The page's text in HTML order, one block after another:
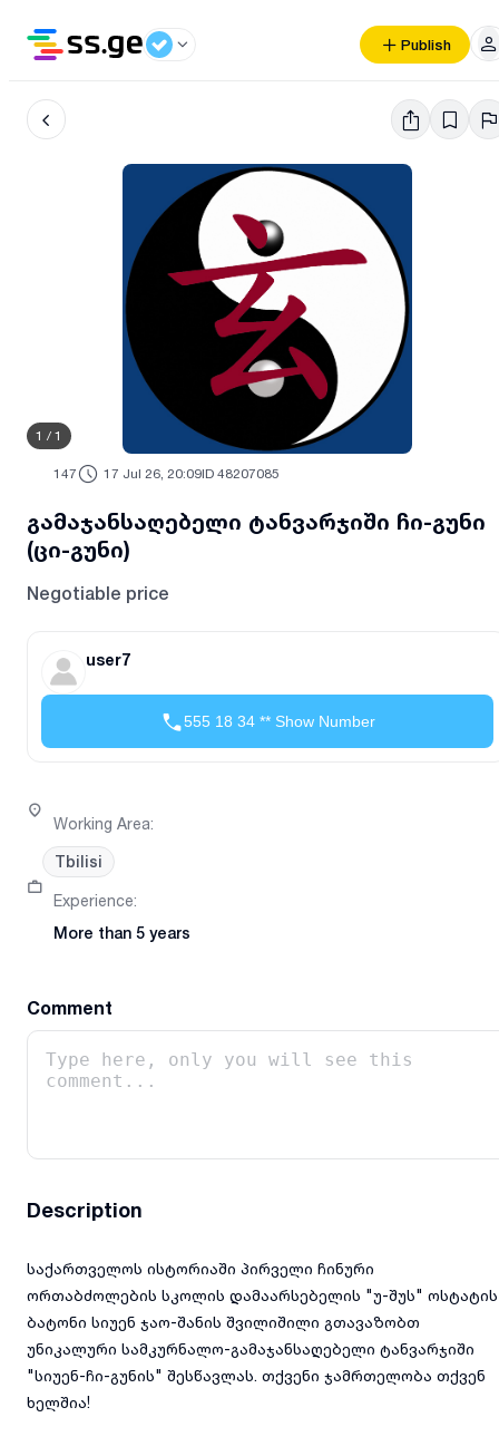
Publish
1 / 1
147 17 Jul 26, 20:09ID 48207085
გამაჯანსაღებელი ტანვარჯიში ჩი-გუნი
(ცი-გუნი)
Negotiable price
user7
555 18 34 ** Show Number
Working Area:
Tbilisi
Experience:
More than 5 years
Comment
Description
საქართველოს ისტორიაში პირველი ჩინური
ორთაბძოლების სკოლის დამაარსებელის "უ-შუს" ოსტატის
ბატონი სიუენ ჯაო-შანის შვილიშილი გთავაზობთ
უნიკალური სამკურნალო-გამაჯანსაღებელი ტანვარჯიში
"სიუენ-ჩი-გუნის" შესწავლას. თქვენი ჯამრთელობა თქვენ
ხელშია!